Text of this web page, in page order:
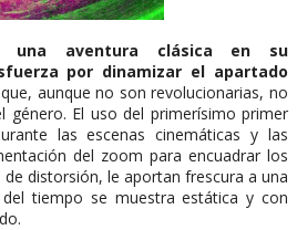
una aventura clásica en su
por dinamizar el apartado
aunque no son revolucionarias, no
género. El uso del primerísimo primer
las escenas cinemáticas y las
del zoom para encuadrar los
distorsión, le aportan frescura a una
tiempo se muestra estática y con